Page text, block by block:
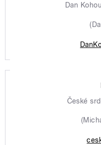
Dan
České